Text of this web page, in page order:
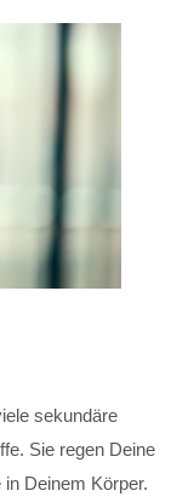
sekundäre
Sie regen Deine
Deinem Körper.